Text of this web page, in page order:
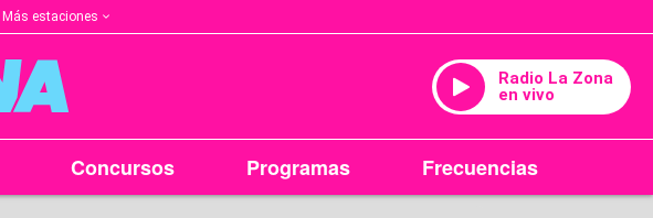
Más estaciones
Radio La Zona
en vivo
Concursos Programas Frecuencias